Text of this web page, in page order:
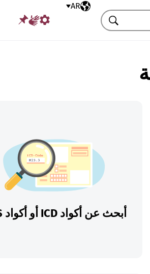
اللغة المختارةAR
بحث
أبحث عن أكواد ICD أو أكواد OPS